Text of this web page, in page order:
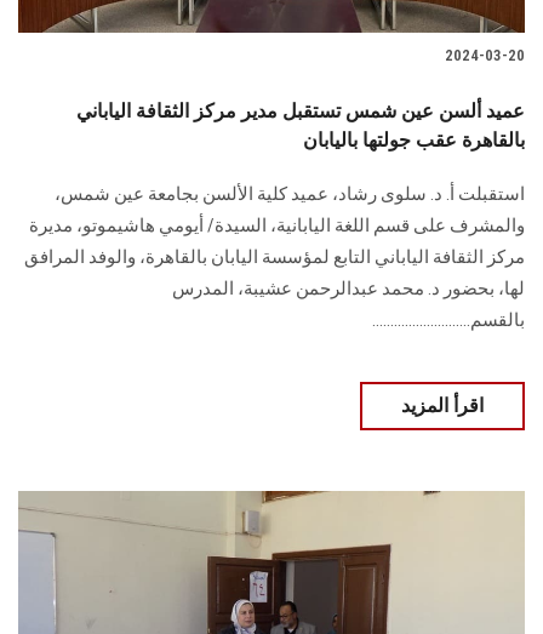
2024-03-20
عميد ألسن عين شمس تستقبل مدير مركز الثقافة الياباني
بالقاهرة عقب جولتها باليابان
استقبلت أ. د. سلوى رشاد، عميد كلية الألسن بجامعة عين شمس،
والمشرف على قسم اللغة اليابانية، السيدة/ أيومي هاشيموتو، مديرة
مركز الثقافة الياباني التابع لمؤسسة اليابان بالقاهرة، والوفد المرافق
لها، بحضور د. محمد عبدالرحمن عشيبة، المدرس
بالقسم...........................
اقرأ المزيد